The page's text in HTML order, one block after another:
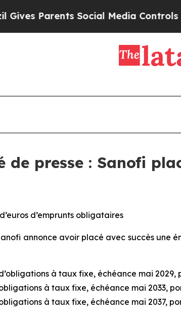
Social Media Controls for Their
de presse : Sanofi
d’emprunts obligataires
annonce avoir placé avec succès une
d’obligations à taux fixe, échéance mai
à taux fixe, échéance mai 2033,
à taux fixe, échéance mai 2037,